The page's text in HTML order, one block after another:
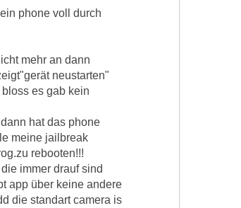
phone voll durch
mehr an dann
neustarten"
es gab kein
hat das phone
meine jailbreak
rebooten!!!
immer drauf sind
app über keine andere
die standart camera is